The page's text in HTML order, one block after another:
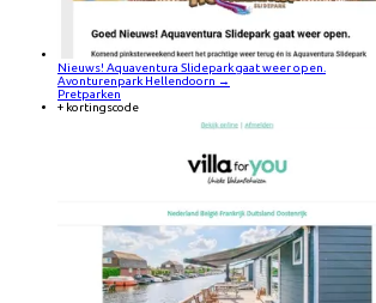
Nieuws! Aquaventura Slidepark gaat weer open.
Avonturenpark Hellendoorn →
Pretparken
+ kortingscode